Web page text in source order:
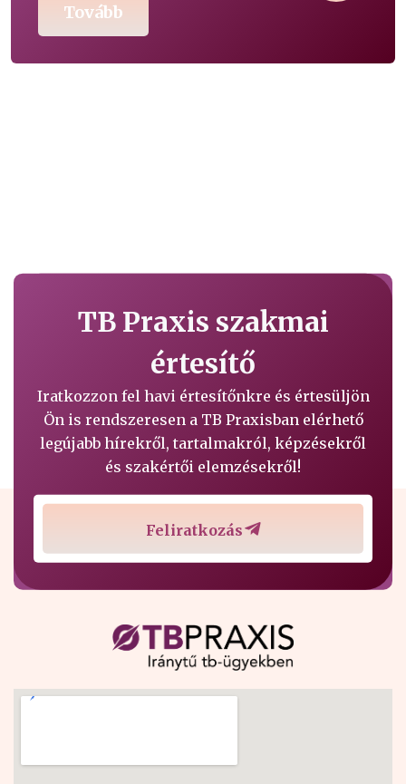
Tovább
TB Praxis szakmai
értesítő
Iratkozzon fel havi értesítőnkre és értesüljön
Ön is rendszeresen a TB Praxisban elérhető
legújabb hírekről, tartalmakról, képzésekről
és szakértői elemzésekről!
Feliratkozás